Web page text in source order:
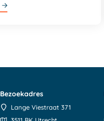
Bezoekadres
Lange Viestraat 371